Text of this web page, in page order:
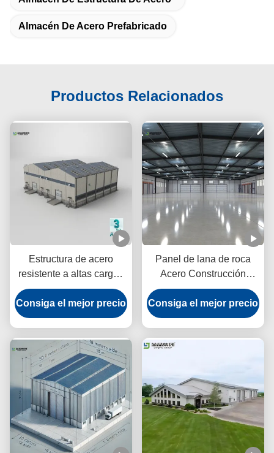
Almacén De Acero Prefabricado
Productos Relacionados
Estructura de acero
resistente a altas cargas
Almacén Diseño gráfico
Acero prepintado
Consiga el mejor precio
Panel de lana de roca
Acero Construcción
Almacén de peso ligero
Estructura CE
Consiga el mejor precio